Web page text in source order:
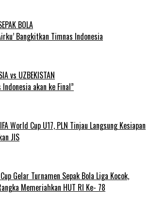
BOLA
Bangkitkan Timnas Indonesia
vs UZBEKISTAN
Indonesia akan ke Final”
World Cup U17, PLN Tinjau Langsung Kesiapan
JIS
Gelar Turnamen Sepak Bola Liga Kocok,
Memeriahkan HUT RI Ke- 78